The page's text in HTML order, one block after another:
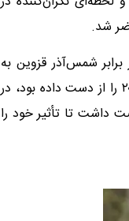
شد.
شمس‌آذر قزوین به
میدان بازگشت. این بازیکن که به دلیل آسیب‌دیدگی، دو دیدار ملی تیم ازبکستان در مقدماتی جام جهانی ۲۰۲۶ را از دست داده بود، در
محمدی شد. با احتساب وقت‌های تلف‌شده، اورونوف ۱۹ دقیقه فرصت داشت تا تأثیر خود را